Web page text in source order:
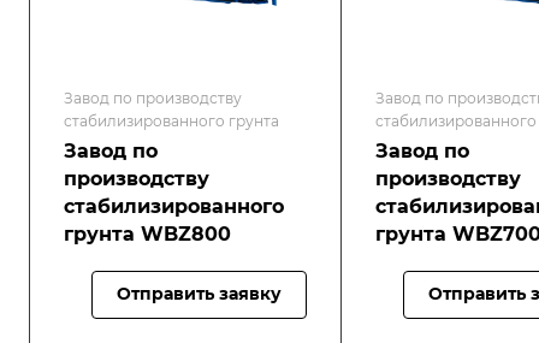
Завод по производству
стабилизированного грунта
Завод по
производству
стабилизированного
грунта WBZ800
Отправить заявку
Завод по
стабилизированного
Завод по
производству
грунта
Отправить